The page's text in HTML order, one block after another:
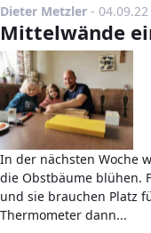
Dieter Metzler - 04.09.22
Mittelwände
In der nächsten Woche
die Obstbäume blühen.
und sie brauchen Platz
Thermometer dann...